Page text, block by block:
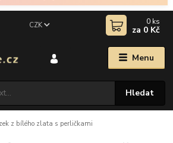
Menu
CZK
Hledat
0 ks
za 0 Kč
z bílého zlata s perličkami